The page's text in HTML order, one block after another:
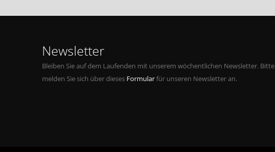
Newsletter
Bleiben Sie auf dem Laufenden mit unserem wöchentlichen Newsletter. Bitte
melden Sie sich über dieses Formularfür unseren Newsletter an.